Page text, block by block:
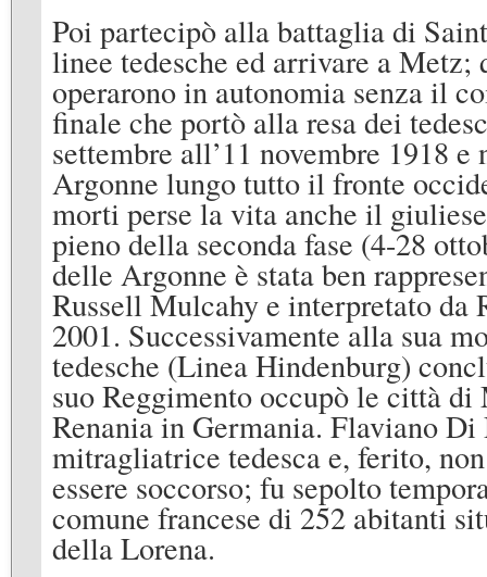
Poi partecipò alla battaglia di
linee tedesche ed arrivare a
operarono in autonomia senza il
finale che portò alla resa dei
settembre all’11 novembre 1918
Argonne lungo tutto il fronte
morti perse la vita anche il
pieno della seconda fase (4-28
delle Argonne è stata ben
Russell Mulcahy e interpretato da
2001. Successivamente alla sua
tedesche (Linea Hindenburg)
suo Reggimento occupò le città
Renania in Germania. Flaviano
mitragliatrice tedesca e, ferito,
essere soccorso; fu sepolto
comune francese di 252 abitanti
della Lorena.